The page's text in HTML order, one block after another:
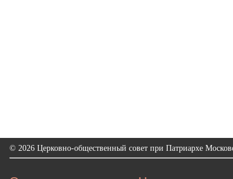
© 2026 Церковно-общественный совет при Патриархе